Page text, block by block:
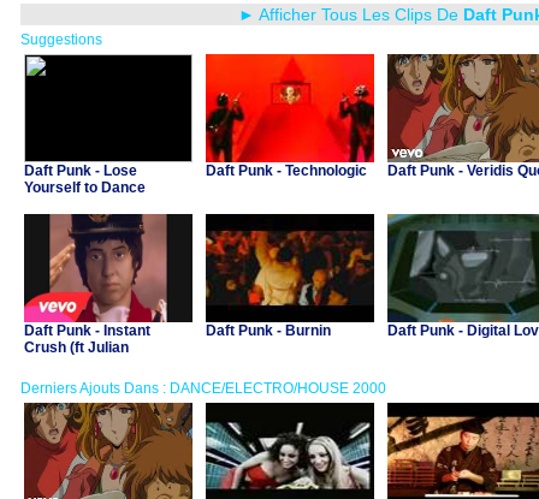
► Afficher Tous Les Clips De Daft
Suggestions
Daft Punk - Lose
Yourself to Dance
Daft Punk - Technologic Daft Punk - Veridis
Daft Punk - Instant
Crush (ft Julian
Daft Punk - Burnin Daft Punk - Digital
Derniers Ajouts Dans : DANCE/ELECTRO/HOUSE 2000